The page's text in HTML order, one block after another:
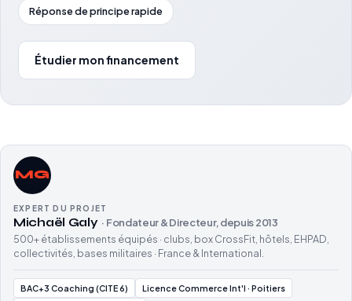
Réponse de principe rapide
Étudier mon financement
MG
EXPERT DU PROJET
Michaël Galy · Fondateur & Directeur, depuis 2013
500+ établissements équipés · clubs, box CrossFit, hôtels, EHPAD,
collectivités, bases militaires · France & International.
BAC+3 Coaching (CITE 6)
Licence Commerce Int'l · Poitiers